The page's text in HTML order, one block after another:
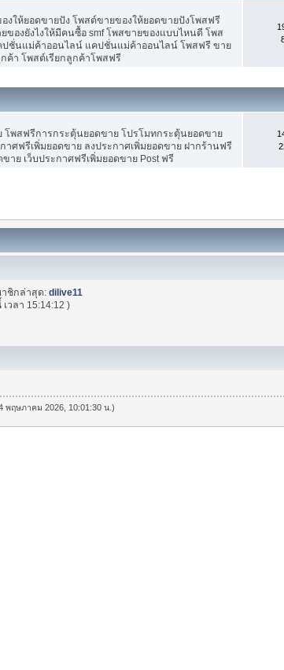
ให้ยอดขายปัง โพสต์ขายของให้ยอดขายปังโพสฟรี
องยังไงให้มีคนซื้อ smf โพสขายของแบบไหนดี โพส
ปชั่นแม่ค้าออนไลน์ แคปชั่นแม่ค้าออนไลน์ โพสฟรี ขาย
กค้า โพสต์เรียกลูกค้าโพสฟรี
โพสฟรีการกระตุ้นยอดขาย โปรโมทกระตุ้นยอดขาย
ศฟรีเพิ่มยอดขาย ลงประกาศเพิ่มยอดขาย ฝากร้านฟรี
าย เว็บประกาศฟรีเพิ่มยอดขาย Post ฟรี
าชิกล่าสุด:dilive11
เวลา 15:14:12 )
พฤษภาคม 2026, 10:01:30 น.)